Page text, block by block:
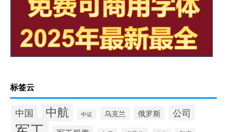
标签云
中国 中航 中证 乌克兰 俄罗斯 公司